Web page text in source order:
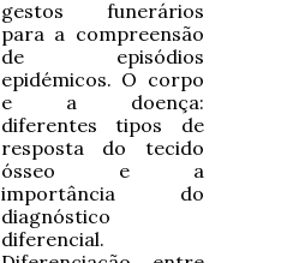
gestos funerários
para a compreensão
de episódios
epidémicos. O corpo
e a doença:
diferentes tipos de
resposta do tecido
ósseo e a
importância do
diagnóstico
diferencial.